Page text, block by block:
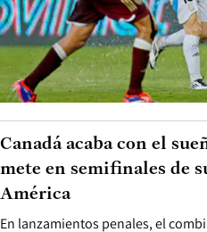
En lanzamientos penales, el
Canadá acaba con el
mete en semifinales de
América